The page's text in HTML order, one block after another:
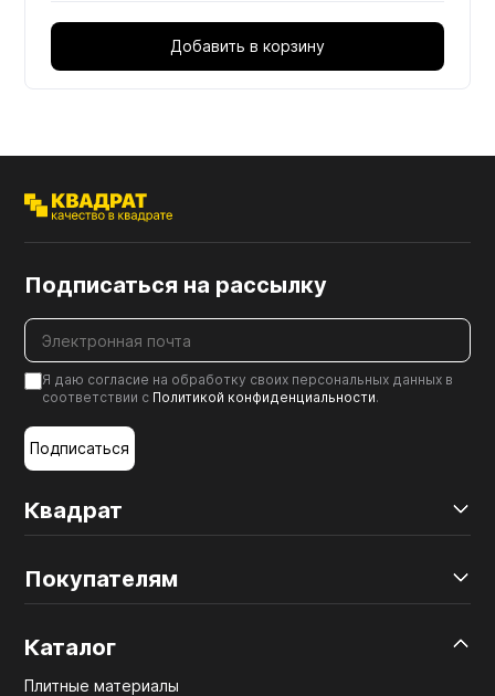
Добавить в корзину
Квадрат
Покупателям
Каталог
Плитные материалы
Подписаться на рассылку
Я даю согласие на обработку своих персональных данных в
соответствии с Политикой конфиденциальности.
Подписаться